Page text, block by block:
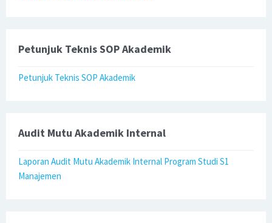
Petunjuk Teknis SOP Akademik
Petunjuk Teknis SOP Akademik
Audit Mutu Akademik Internal
Laporan Audit Mutu Akademik Internal Program Studi S1
Manajemen